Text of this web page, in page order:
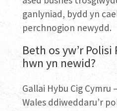
ganlyniad, bydd yn
perchnogion newydd.
Beth os yw’r
hwn yn newid?
Gallai Hybu Cig
Wales ddiweddaru’r